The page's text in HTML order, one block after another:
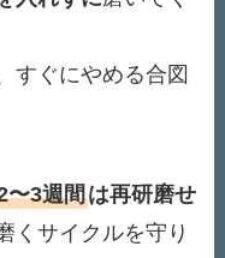
すぐにやめる合図
〜3週間は再研磨せ
くサイクルを守り